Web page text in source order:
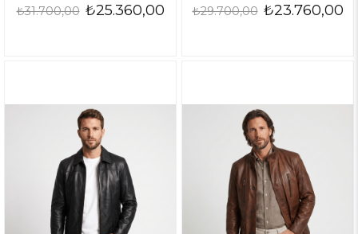
₺25.360,00
₺31.700,00 ₺23.760,00
₺29.700,00